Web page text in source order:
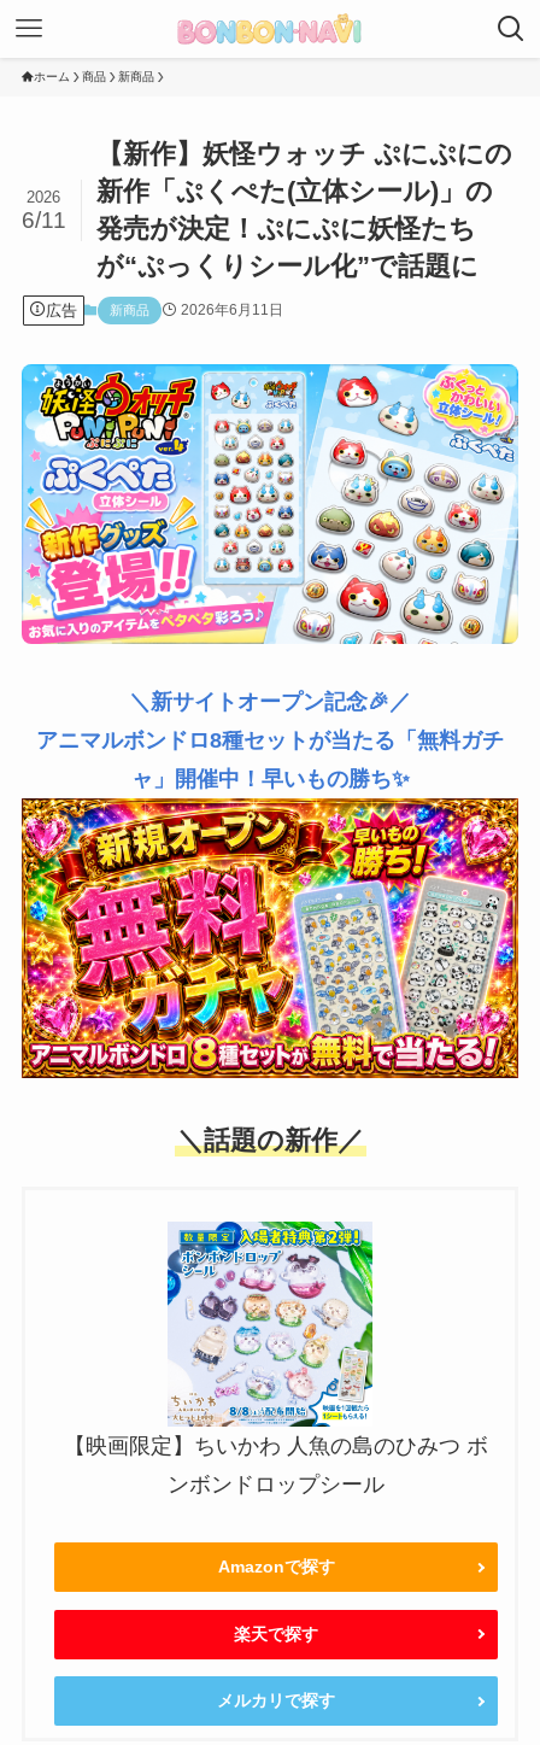
ホーム 商品 新商品
【新作】妖怪ウォッチ ぷにぷにの
新作「ぷくぺた(立体シール)」の
発売が決定！ぷにぷに妖怪たち
が“ぷっくりシール化”で話題に
2026
6/11
広告 新商品 2026年6月11日
＼新サイトオープン記念🎉／
アニマルボンドロ8種セットが当たる「無料ガチ
ャ」開催中！早いもの勝ち✨
＼話題の新作／
【映画限定】ちいかわ 人魚の島のひみつ ボ
ンボンドロップシール
Amazonで探す
楽天で探す
メルカリで探す